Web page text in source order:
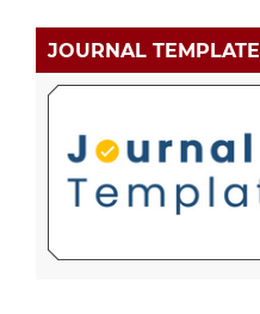
JOURNAL TEMPLATE